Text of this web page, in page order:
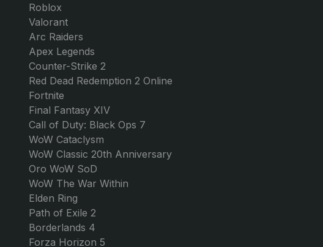
Roblox
Valorant
Arc Raiders
Apex Legends
Counter-Strike 2
Red Dead Redemption 2 Online
Fortnite
Final Fantasy XIV
Call of Duty: Black Ops 7
WoW Cataclysm
WoW Classic 20th Anniversary
Oro WoW SoD
WoW The War Within
Elden Ring
Path of Exile 2
Borderlands 4
Forza Horizon 5